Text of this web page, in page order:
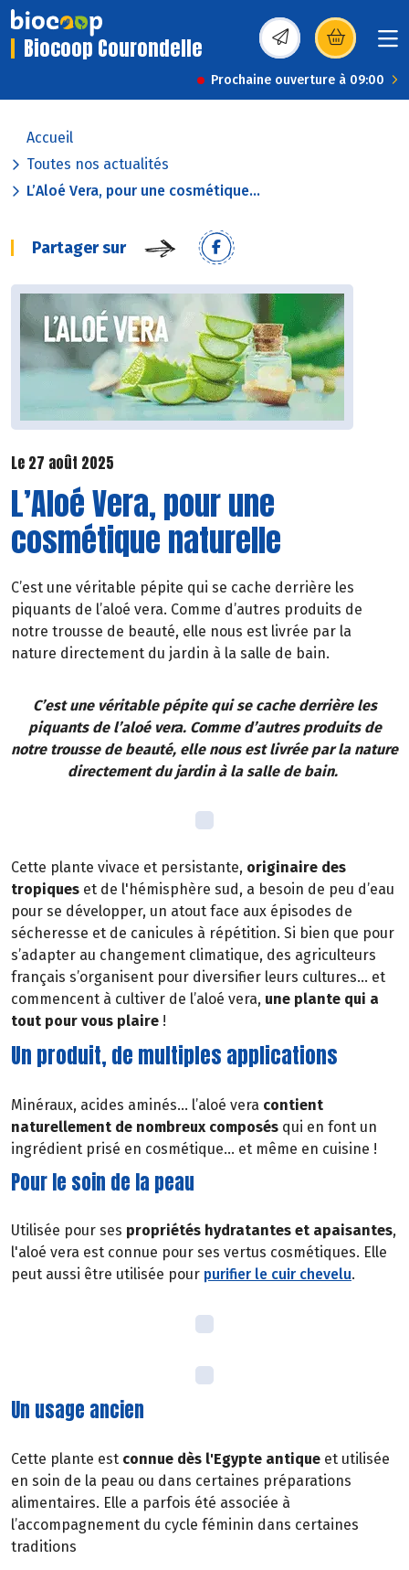
Biocoop Courondelle (s’ouvre dans une
Prochaine ouverture à 09:00
Accueil
Toutes nos actualités
L’Aloé Vera, pour une cosmétique...
Partager sur
Le 27 août 2025
L’Aloé Vera, pour une
cosmétique naturelle
C’est une véritable pépite qui se cache derrière les
piquants de l’aloé vera. Comme d’autres produits de
notre trousse de beauté, elle nous est livrée par la
nature directement du jardin à la salle de bain.
C’est une véritable pépite qui se cache derrière les
piquants de l’aloé vera. Comme d’autres produits de
notre trousse de beauté, elle nous est livrée par la nature
directement du jardin à la salle de bain.
Cette plante vivace et persistante, originaire des
tropiques et de l'hémisphère sud, a besoin de peu d’eau
pour se développer, un atout face aux épisodes de
sécheresse et de canicules à répétition. Si bien que pour
s’adapter au changement climatique, des agriculteurs
français s’organisent pour diversifier leurs cultures… et
commencent à cultiver de l’aloé vera, une plante qui a
tout pour vous plaire !
Un produit, de multiples applications
Minéraux, acides aminés… l’aloé vera contient
naturellement de nombreux composés qui en font un
ingrédient prisé en cosmétique... et même en cuisine !
Pour le soin de la peau
Utilisée pour ses propriétés hydratantes et apaisantes,
l'aloé vera est connue pour ses vertus cosmétiques. Elle
peut aussi être utilisée pour purifier le cuir chevelu.
Un usage ancien
Cette plante est connue dès l'Egypte antique et utilisée
en soin de la peau ou dans certaines préparations
alimentaires. Elle a parfois été associée à
l’accompagnement du cycle féminin dans certaines
traditions